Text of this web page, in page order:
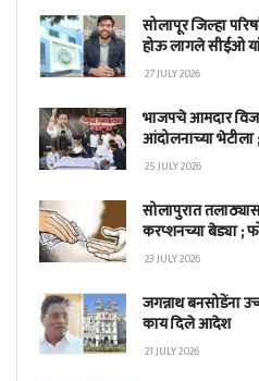
सोलापूर जिल्हा
होऊ लागले सीईओ
27 JULY 2026
भाजपचे आमदार
आंदोलनाच्या भेटीला
25 JULY 2026
सोलापुरात
करप्शनच्या बेड्या ;
23 JULY 2026
जगन्नाथ बनसोडेंना
काय दिले आदेश
21 JULY 2026